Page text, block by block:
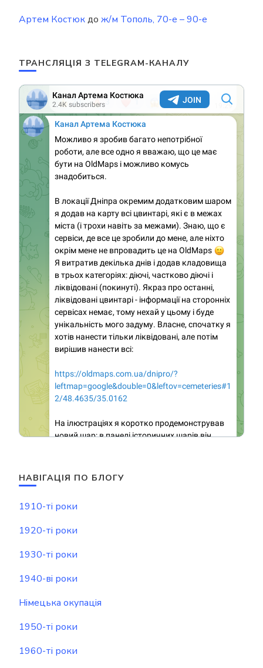
Артем Костюкдо ж/м Тополь, 70-е – 90-е
ТРАНСЛЯЦІЯ З TELEGRAM-КАНАЛУ
НАВІГАЦІЯ ПО БЛОГУ
1910-ті роки
1920-ті роки
1930-ті роки
1940-ві роки
Німецька окупація
1950-ті роки
1960-ті роки